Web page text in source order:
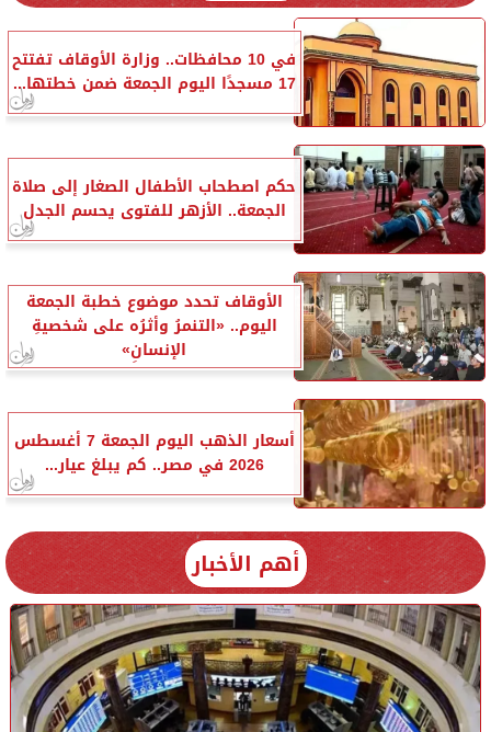
في 10 محافظات.. وزارة الأوقاف تفتتح
17 مسجدًا اليوم الجمعة ضمن خطتها...
حكم اصطحاب الأطفال الصغار إلى صلاة
الجمعة.. الأزهر للفتوى يحسم الجدل
الأوقاف تحدد موضوع خطبة الجمعة
اليوم.. «التنمرُ وأثرُه على شخصيةِ
الإنسانِ»
أسعار الذهب اليوم الجمعة 7 أغسطس
2026 في مصر.. كم يبلغ عيار...
أهم الأخبار